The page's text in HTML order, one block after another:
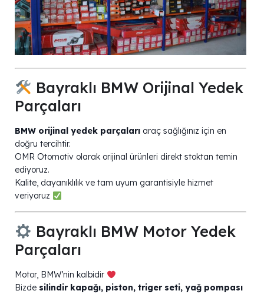
Bayraklı BMW Orijinal Yedek
Parçaları
BMW orijinal yedek parçaları araç sağlığınız için en
doğru tercihtir.
OMR Otomotiv olarak orijinal ürünleri direkt stoktan temin
ediyoruz.
Kalite, dayanıklılık ve tam uyum garantisiyle hizmet
veriyoruz
Bayraklı BMW Motor Yedek
Parçaları
Motor, BMW’nin kalbidir
Bizde silindir kapağı, piston, triger seti, yağ pompası